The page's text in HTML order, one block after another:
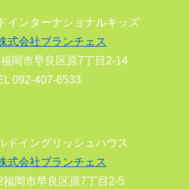
インターナショナルキッズ
式会社ブランチェス
岡市早良区原7丁目2-14
092-407-6533
ドイングリッシュハウス
式会社ブランチェス
福岡市早良区原7丁目2-5